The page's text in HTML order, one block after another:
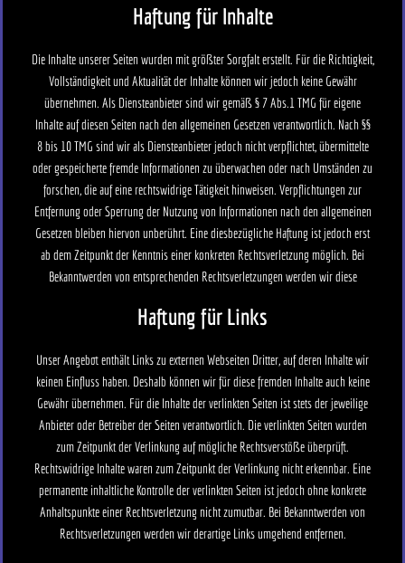
Haftung für Inhalte
Die Inhalte unserer Seiten wurden mit größter Sorgfalt erstellt. Für die Richtigkeit,
Vollständigkeit und Aktualität der Inhalte können wir jedoch keine Gewähr
übernehmen. Als Diensteanbieter sind wir gemäß § 7 Abs.1 TMG für eigene
Inhalte auf diesen Seiten nach den allgemeinen Gesetzen verantwortlich. Nach §§
8 bis 10 TMG sind wir als Diensteanbieter jedoch nicht verpflichtet, übermittelte
oder gespeicherte fremde Informationen zu überwachen oder nach Umständen zu
forschen, die auf eine rechtswidrige Tätigkeit hinweisen. Verpflichtungen zur
Entfernung oder Sperrung der Nutzung von Informationen nach den allgemeinen
Gesetzen bleiben hiervon unberührt. Eine diesbezügliche Haftung ist jedoch erst
ab dem Zeitpunkt der Kenntnis einer konkreten Rechtsverletzung möglich. Bei
Bekanntwerden von entsprechenden Rechtsverletzungen werden wir diese
Haftung für Links
Unser Angebot enthält Links zu externen Webseiten Dritter, auf deren Inhalte wir
keinen Einfluss haben. Deshalb können wir für diese fremden Inhalte auch keine
Gewähr übernehmen. Für die Inhalte der verlinkten Seiten ist stets der jeweilige
Anbieter oder Betreiber der Seiten verantwortlich. Die verlinkten Seiten wurden
zum Zeitpunkt der Verlinkung auf mögliche Rechtsverstöße überprüft.
Rechtswidrige Inhalte waren zum Zeitpunkt der Verlinkung nicht erkennbar. Eine
permanente inhaltliche Kontrolle der verlinkten Seiten ist jedoch ohne konkrete
Anhaltspunkte einer Rechtsverletzung nicht zumutbar. Bei Bekanntwerden von
Rechtsverletzungen werden wir derartige Links umgehend entfernen.